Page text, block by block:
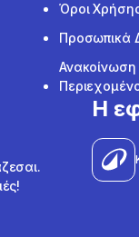
Όροι
Προσωπικά
Ανακοίνωση
Η